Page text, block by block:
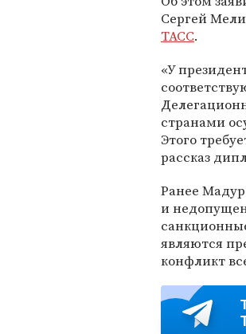
Сергей
ТАСС.
«У
странами
Этого
рассказ
Ранее
и
являются
конфликт